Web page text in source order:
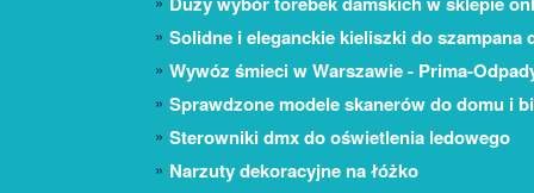
Solidne i eleganckie kieliszki do szampana
Wywóz śmieci w Warszawie - Prima-
Sprawdzone modele skanerów do domu i
Sterowniki dmx do oświetlenia ledowego
Narzuty dekoracyjne na łóżko